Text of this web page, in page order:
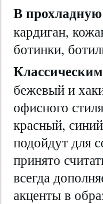
В
кардиган,
ботинки,
бежевый и
офисного
красный,
подойдут для
принято
всегда
акценты в